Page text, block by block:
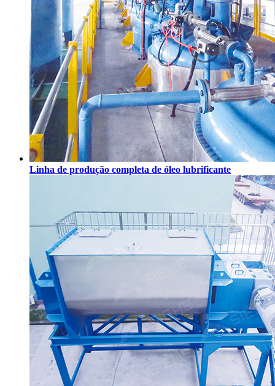
Linha de produção completa de óleo lubrificante